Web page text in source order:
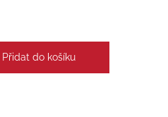
Přidat do košíku